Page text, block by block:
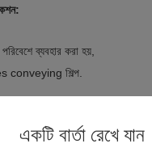
একটি বার্তা রেখে যান
ব্যবহার করা হয়,
conveying শিল্প.